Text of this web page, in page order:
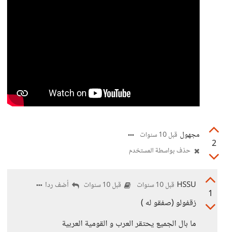
2
مجهول قبل 10 سنوات
حذف بواسطة المستخدم
1
HSSU قبل 10 سنوات قبل 10 سنوات أضف ردا
زقفولو (صفقو له )
ما بال الجميع يحتقر العرب و القومية العربية